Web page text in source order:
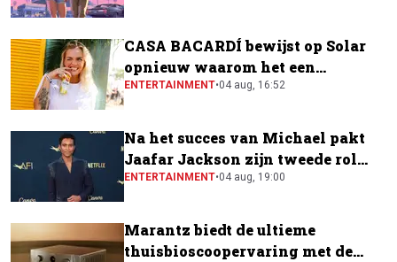
CASA BACARDÍ bewijst op Solar
opnieuw waarom het een
festivalfavoriet is
ENTERTAINMENT•04 aug, 16:52
Na het succes van Michael pakt
Jaafar Jackson zijn tweede rol
naast Will Smith
ENTERTAINMENT•04 aug, 19:00
Marantz biedt de ultieme
thuisbioscoopervaring met de